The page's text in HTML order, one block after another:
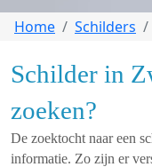
Home Schilders
Schilder in
zoeken?
De zoektocht naar een
informatie. Zo zijn er